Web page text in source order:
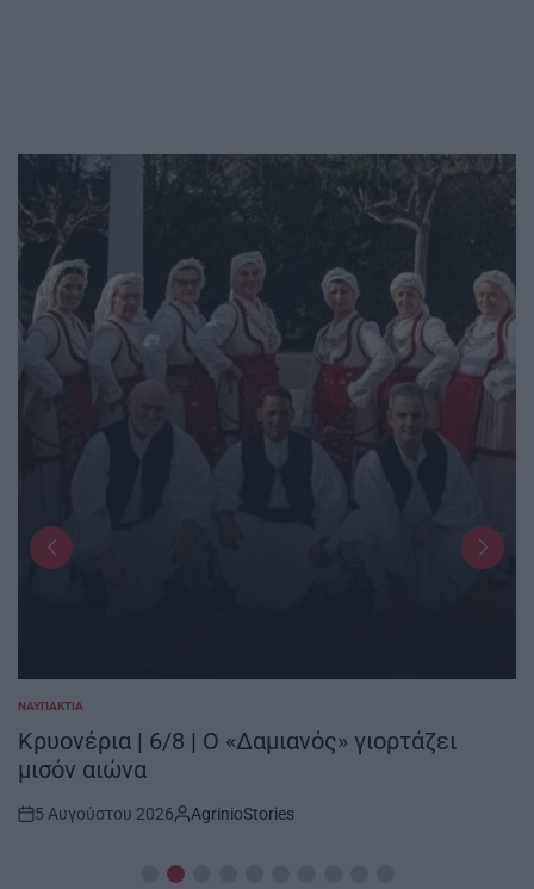
POSTED
IN
ΝΑΥΠΑΚΤΊΑ
Κρυονέρια | 6/8 | Ο «Δαμιανός» γιορτάζει
μισόν αιώνα
Post
5 Αυγούστου 2026
By:
AgrinioStories